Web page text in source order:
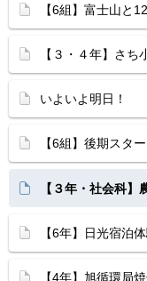
【6組】富士山と
【３・４年】さ
いよいよ明日！
【6組】後期スタ
【３年・社会科】
【6年】日光宿泊
【4年】旭循環局